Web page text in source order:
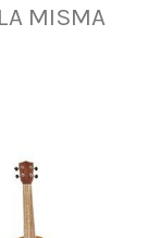
MISMA